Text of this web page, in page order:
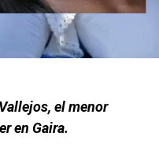
el menor
en Gaira.